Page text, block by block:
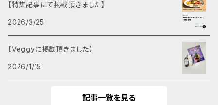
【特集記事にて掲載頂きました】
2026/3/25
【Veggyに掲載頂きました】
2026/1/15
記事一覧を見る